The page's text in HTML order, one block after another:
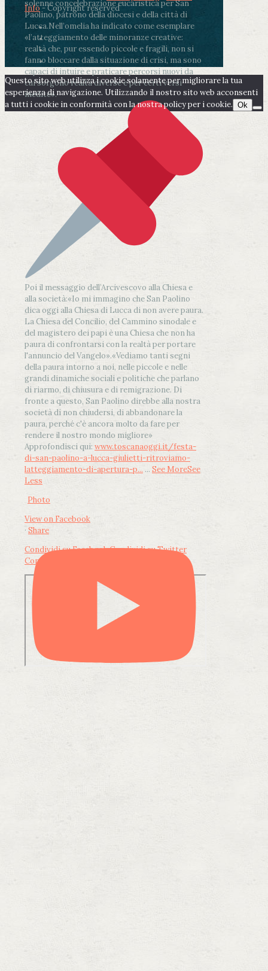
solenne concelebrazione eucaristica per San
Paolino, patrono della diocesi e della città di
Lucca.Nell’omelia ha indicato come esemplare
«l’atteggiamento delle minoranze creative:
realtà che, pur essendo piccole e fragili, non si
fanno bloccare dalla situazione di crisi, ma sono
capaci di intuire e praticare percorsi nuovi da
cui sorgono realtà diverse e per certi versi
inedite».
Poi il messaggio dell’Arcivescovo alla Chiesa e
alla società:«Io mi immagino che San Paolino
dica oggi alla Chiesa di Lucca di non avere paura.
La Chiesa del Concilio, del Cammino sinodale e
del magistero dei papi è una Chiesa che non ha
paura di confrontarsi con la realtà per portare
l'annuncio del Vangelo».«Vediamo tanti segni
della paura intorno a noi, nelle piccole e nelle
grandi dinamiche sociali e politiche che parlano
di riarmo, di chiusura e di remigrazione. Di
fronte a questo, San Paolino direbbe alla nostra
società di non chiudersi, di abbandonare la
paura, perché c'è ancora molto da fare per
rendere il nostro mondo migliore»
Approfondisci qui: www.toscanaoggi.it/festa-
di-san-paolino-a-lucca-giulietti-ritroviamo-
latteggiamento-di-apertura-p... ... See MoreSee
Less
Photo
View on Facebook
· Share
Condividi su FacebookCondividi su Twitter
Condividi su LinkedIn
Info- Copyright reserved
Questo sito web utilizza i cookie solamente per migliorare la tua
esperienza di navigazione. Utilizzando il nostro sito web acconsenti
a tutti i cookie in conformità con la nostra policy per i cookie. Ok